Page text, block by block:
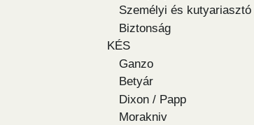
Személyi és kutyariasztó
Biztonság
KÉS
Ganzo
Betyár
Dixon / Papp
Morakniv